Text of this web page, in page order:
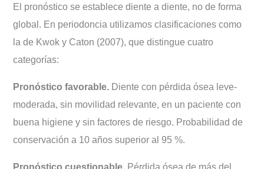
El pronóstico se establece diente a diente, no de forma
global. En periodoncia utilizamos clasificaciones como
la de Kwok y Caton (2007), que distingue cuatro
categorías:
Pronóstico favorable. Diente con pérdida ósea leve-
moderada, sin movilidad relevante, en un paciente con
buena higiene y sin factores de riesgo. Probabilidad de
conservación a 10 años superior al 95 %.
Pronóstico cuestionable. Pérdida ósea de más del